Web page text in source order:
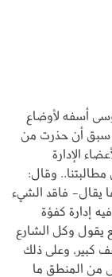
أسفه لأوضاع
سبق أن حذرت من
الإدارة
وقال:
يقال- فاقد الشيء
إدارة كفؤة
يقول وكل الشارع
كبير، وعلى ذلك
من المنطق ما